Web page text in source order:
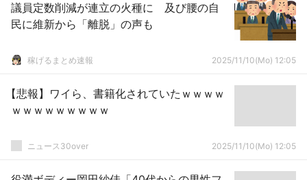
議員定数削減が連立の火種に 及び腰の自
民に維新から「離脱」の声も
稼げるまとめ速報 2025/11/10(Mo) 12:05
【悲報】ワイら、書籍化されていたｗｗｗｗ
ｗｗｗｗｗｗｗｗｗ
ニュース30over 2025/11/10(Mo) 12:05